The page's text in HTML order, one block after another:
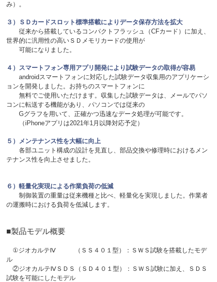
み）。
３）
ＳＤカードスロット標準搭載によりデータ保存方法を拡大
従来から搭載しているコンパクトフラッシュ（CFカード）に加え、
世界的に汎用性の高いＳＤメモリカードの使用が
可能になりました。
４） スマートフォン専用アプリ開発により試験データの取得が容易
androidスマートフォンに対応した試験データ収集用のアプリケーシ
ョンを開発しました。お持ちのスマートフォンに
無料でご使用いただけます。収集した試験データは、メールでパソ
コンに転送する機能があり、パソコンでは従来の
Gグラフを用いて、正確かつ迅速なデータ処理が可能です。
（iPhoneアプリは2021年1月以降対応予定）
５）メンテナンス性を大幅に向上
各部ユニット構成の設計を見直し、部品交換や修理時におけるメン
テナンス性を向上させました。
６） 軽量化実現による作業負荷の低減
制御装置の重量は従来機種と比べ、軽量化を実現しました。作業者
の運搬時における負荷を低減します。
■製品モデル概要
①ジオカルテⅣ （ＳＳ４０１型）：ＳＷＳ試験を搭載したモデ
ル
②ジオカルテⅣＳＤＳ（ＳＤ４０１型）：ＳＷＳ試験に加え、ＳＤＳ
試験を可能にしたモデル